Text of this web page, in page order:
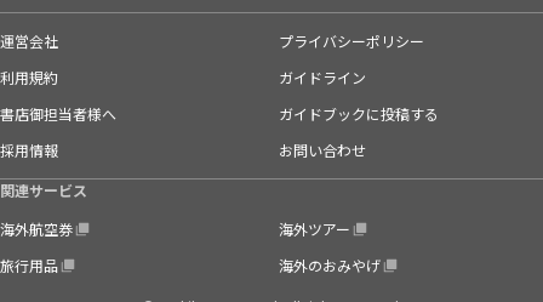
運営会社
プライバシーポリシー
利用規約
ガイドライン
書店御担当者様へ
ガイドブックに投稿する
採用情報
お問い合わせ
関連サービス
海外航空券
海外ツアー
旅行用品
海外のおみやげ